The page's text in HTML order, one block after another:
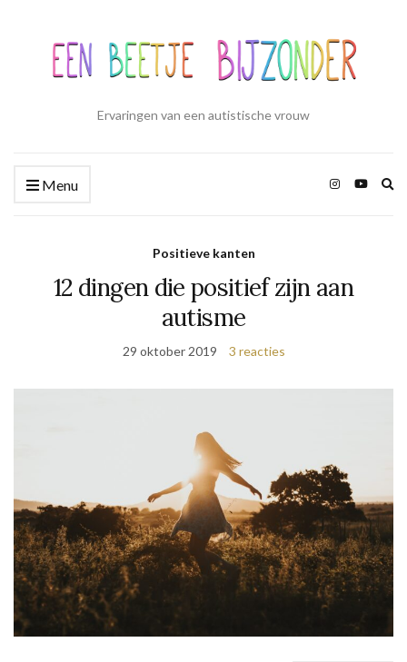
Ervaringen van een autistische vrouw
Menu
Positieve kanten
12 dingen die positief zijn aan
autisme
29 oktober 2019 3 reacties